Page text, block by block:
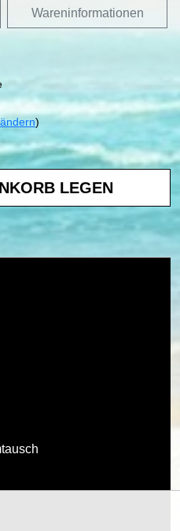
Wareninformationen
ändern)